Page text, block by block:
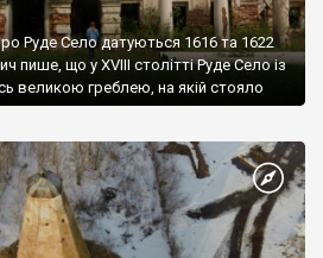
Руде Село датуються 1616 та 1622
пише, що у XVIII столітті Руде Село із
великою греблею, на якій стояло